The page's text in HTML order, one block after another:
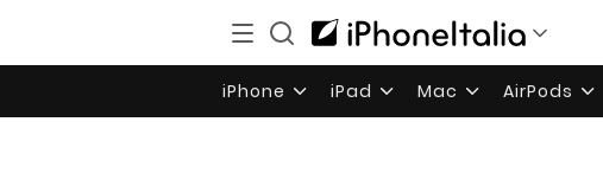
iPhone iPad Mac AirPods